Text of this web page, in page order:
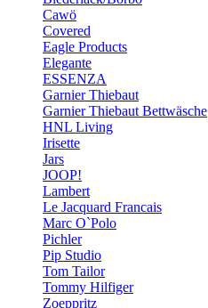
Cawö
Covered
Eagle Products
Elegante
ESSENZA
Garnier Thiebaut
Garnier Thiebaut Bettwäsche
HNL Living
Irisette
Jars
JOOP!
Lambert
Le Jacquard Francais
Marc O`Polo
Pichler
Pip Studio
Tom Tailor
Tommy Hilfiger
Zoeppritz